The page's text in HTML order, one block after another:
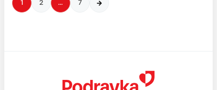
1 2 … 7